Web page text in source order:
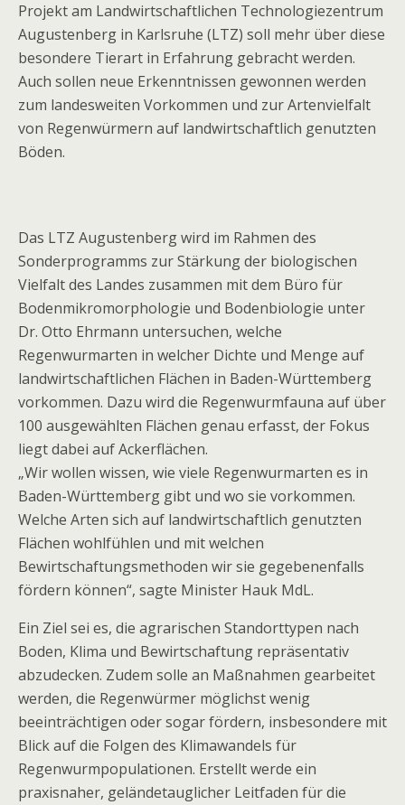
Projekt am Landwirtschaftlichen Technologiezentrum
Augustenberg in Karlsruhe (LTZ) soll mehr über diese
besondere Tierart in Erfahrung gebracht werden.
Auch sollen neue Erkenntnissen gewonnen werden
zum landesweiten Vorkommen und zur Artenvielfalt
von Regenwürmern auf landwirtschaftlich genutzten
Böden.
Das LTZ Augustenberg wird im Rahmen des
Sonderprogramms zur Stärkung der biologischen
Vielfalt des Landes zusammen mit dem Büro für
Bodenmikromorphologie und Bodenbiologie unter
Dr. Otto Ehrmann untersuchen, welche
Regenwurmarten in welcher Dichte und Menge auf
landwirtschaftlichen Flächen in Baden-Württemberg
vorkommen. Dazu wird die Regenwurmfauna auf über
100 ausgewählten Flächen genau erfasst, der Fokus
liegt dabei auf Ackerflächen.
„Wir wollen wissen, wie viele Regenwurmarten es in
Baden-Württemberg gibt und wo sie vorkommen.
Welche Arten sich auf landwirtschaftlich genutzten
Flächen wohlfühlen und mit welchen
Bewirtschaftungsmethoden wir sie gegebenenfalls
fördern können“, sagte Minister Hauk MdL.
Ein Ziel sei es, die agrarischen Standorttypen nach
Boden, Klima und Bewirtschaftung repräsentativ
abzudecken. Zudem solle an Maßnahmen gearbeitet
werden, die Regenwürmer möglichst wenig
beeinträchtigen oder sogar fördern, insbesondere mit
Blick auf die Folgen des Klimawandels für
Regenwurmpopulationen. Erstellt werde ein
praxisnaher, geländetauglicher Leitfaden für die